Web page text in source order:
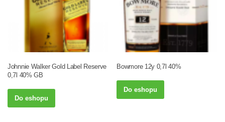
Johnnie Walker Gold Label Reserve
0,7l 40% GB
Do eshopu
Bowmore 12y 0,7l 40%
Do eshopu